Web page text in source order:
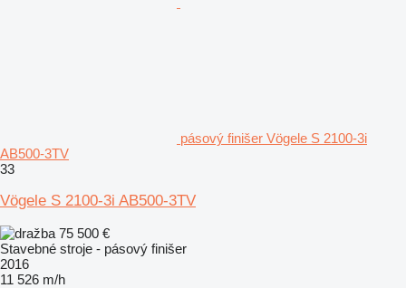
pásový finišer Vögele S 2100-3i
AB500-3TV
33
Vögele S 2100-3i AB500-3TV
75 500 €
Stavebné stroje - pásový finišer
2016
11 526 m/h